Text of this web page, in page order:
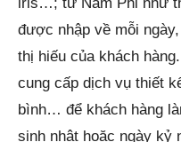
được nhập về mỗi
thị hiếu của khách
cung cấp dịch vụ thiết
bình… để khách hàng
sinh nhật hoặc ngày kỷ